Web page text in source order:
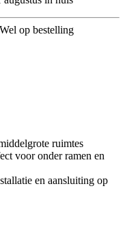
op bestelling
ruimtes
voor onder ramen en
en aansluiting op